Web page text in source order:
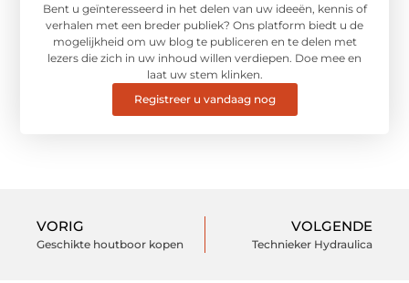
Bent u geïnteresseerd in het delen van uw ideeën, kennis of
verhalen met een breder publiek? Ons platform biedt u de
mogelijkheid om uw blog te publiceren en te delen met
lezers die zich in uw inhoud willen verdiepen. Doe mee en
laat uw stem klinken.
Registreer u vandaag nog
VORIG
Geschikte houtboor kopen
VOLGENDE
Technieker Hydraulica